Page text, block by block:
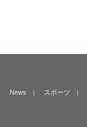
News スポーツ